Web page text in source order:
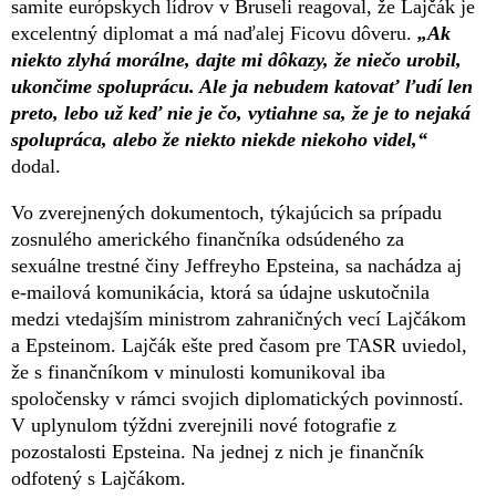
samite európskych lídrov v Bruseli reagoval, že Lajčák je
excelentný diplomat a má naďalej Ficovu dôveru. „Ak
niekto zlyhá morálne, dajte mi dôkazy, že niečo urobil,
ukončime spoluprácu. Ale ja nebudem katovať ľudí len
preto, lebo už keď nie je čo, vytiahne sa, že je to nejaká
spolupráca, alebo že niekto niekde niekoho videl,“
dodal.
Vo zverejnených dokumentoch, týkajúcich sa prípadu
zosnulého amerického finančníka odsúdeného za
sexuálne trestné činy Jeffreyho Epsteina, sa nachádza aj
e-mailová komunikácia, ktorá sa údajne uskutočnila
medzi vtedajším ministrom zahraničných vecí Lajčákom
a Epsteinom. Lajčák ešte pred časom pre TASR uviedol,
že s finančníkom v minulosti komunikoval iba
spoločensky v rámci svojich diplomatických povinností.
V uplynulom týždni zverejnili nové fotografie z
pozostalosti Epsteina. Na jednej z nich je finančník
odfotený s Lajčákom.